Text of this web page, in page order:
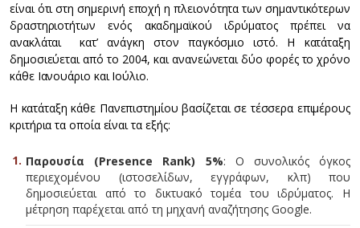
είναι ότι στη σημερινή εποχή η πλειονότητα των σημαντικότερων
δραστηριοτήτων ενός ακαδημαϊκού ιδρύματος πρέπει να
ανακλάται κατ’ ανάγκη στον παγκόσμιο ιστό. Η κατάταξη
δημοσιεύεται από το 2004, και ανανεώνεται δύο φορές το χρόνο
κάθε Ιανουάριο και Ιούλιο.
Η κατάταξη κάθε Πανεπιστημίου βασίζεται σε τέσσερα επιμέρους
κριτήρια τα οποία είναι τα εξής:
Παρουσία (Presence Rank) 5%: Ο συνολικός όγκος
περιεχομένου (ιστοσελίδων, εγγράφων, κλπ) που
δημοσιεύεται από το δικτυακό τομέα του ιδρύματος. Η
μέτρηση παρέχεται από τη μηχανή αναζήτησης Google.